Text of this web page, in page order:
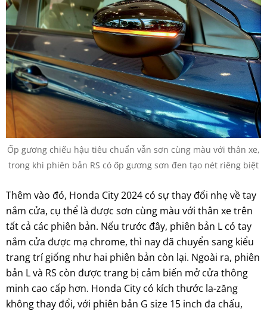
Ốp gương chiếu hậu tiêu chuẩn vẫn sơn cùng màu với thân xe,
trong khi phiên bản RS có ốp gương sơn đen tạo nét riêng biệt
Thêm vào đó, Honda City 2024 có sự thay đổi nhẹ về tay
nắm cửa, cụ thể là được sơn cùng màu với thân xe trên
tất cả các phiên bản. Nếu trước đây, phiên bản L có tay
nắm cửa được mạ chrome, thì nay đã chuyển sang kiểu
trang trí giống như hai phiên bản còn lại. Ngoài ra, phiên
bản L và RS còn được trang bị cảm biến mở cửa thông
minh cao cấp hơn. Honda City có kích thước la-zăng
không thay đổi, với phiên bản G size 15 inch đa chấu,